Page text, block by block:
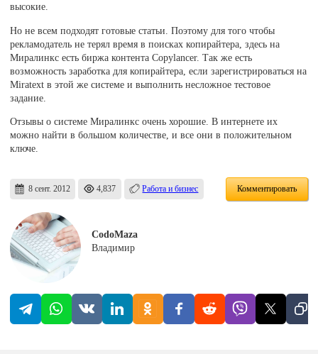
высокие.
Но не всем подходят готовые статьи. Поэтому для того чтобы
рекламодатель не терял время в поисках копирайтера, здесь на
Миралинкс есть биржа контента Copylancer. Так же есть
возможность заработка для копирайтера, если зарегистрироваться на
Miratext в этой же системе и выполнить несложное тестовое
задание.
Отзывы о системе Миралинкс очень хорошие. В интернете их
можно найти в большом количестве, и все они в положительном
ключе.
8 сент. 2012 4,837 Работа и бизнес Комментировать
CodoMaza
Владимир